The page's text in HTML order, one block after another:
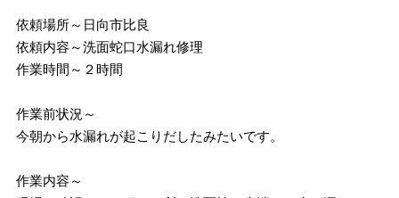
依頼場所～日向市比良
依頼内容～洗面蛇口水漏れ修理
作業時間～２時間
作業前状況～
今朝から水漏れが起こりだしたみたいです。
作業内容～